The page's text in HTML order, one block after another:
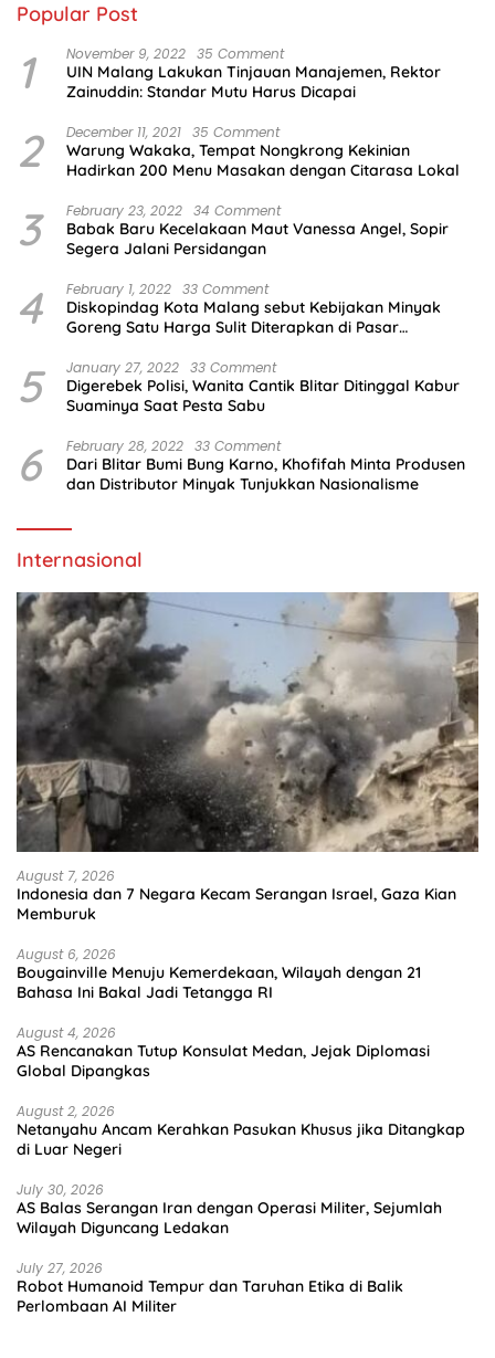
Popular Post
1 November 9, 2022 35 Comment
UIN Malang Lakukan Tinjauan Manajemen, Rektor
Zainuddin: Standar Mutu Harus Dicapai
2 December 11, 2021 35 Comment
Warung Wakaka, Tempat Nongkrong Kekinian
Hadirkan 200 Menu Masakan dengan Citarasa Lokal
3 February 23, 2022 34 Comment
Babak Baru Kecelakaan Maut Vanessa Angel, Sopir
Segera Jalani Persidangan
4 February 1, 2022 33 Comment
Diskopindag Kota Malang sebut Kebijakan Minyak
Goreng Satu Harga Sulit Diterapkan di Pasar
5 January 27, 2022 33 Comment
Digerebek Polisi, Wanita Cantik Blitar Ditinggal Kabur
Suaminya Saat Pesta Sabu
6 February 28, 2022 33 Comment
Dari Blitar Bumi Bung Karno, Khofifah Minta Produsen
dan Distributor Minyak Tunjukkan Nasionalisme
Internasional
August 7, 2026
Indonesia dan 7 Negara Kecam Serangan Israel, Gaza Kian
Memburuk
August 6, 2026
Bougainville Menuju Kemerdekaan, Wilayah dengan 21
Bahasa Ini Bakal Jadi Tetangga RI
August 4, 2026
AS Rencanakan Tutup Konsulat Medan, Jejak Diplomasi
Global Dipangkas
August 2, 2026
Netanyahu Ancam Kerahkan Pasukan Khusus jika Ditangkap
di Luar Negeri
July 30, 2026
AS Balas Serangan Iran dengan Operasi Militer, Sejumlah
Wilayah Diguncang Ledakan
July 27, 2026
Robot Humanoid Tempur dan Taruhan Etika di Balik
Perlombaan AI Militer